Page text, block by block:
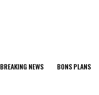
BREAKING NEWS BONS PLANS